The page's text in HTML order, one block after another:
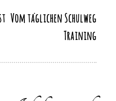
Vom täglichen Schulweg
Training